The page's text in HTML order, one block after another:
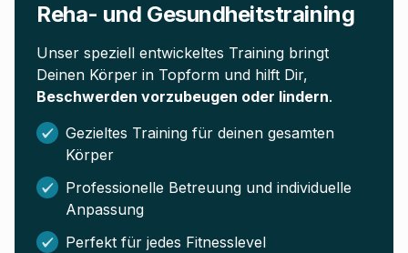
Reha- und Gesundheitstraining
Unser speziell entwickeltes Training bringt
Deinen Körper in Topform und hilft Dir,
Beschwerden vorzubeugen oder lindern.
Gezieltes Training für deinen gesamten
Körper
Professionelle Betreuung und individuelle
Anpassung
Perfekt für jedes Fitnesslevel